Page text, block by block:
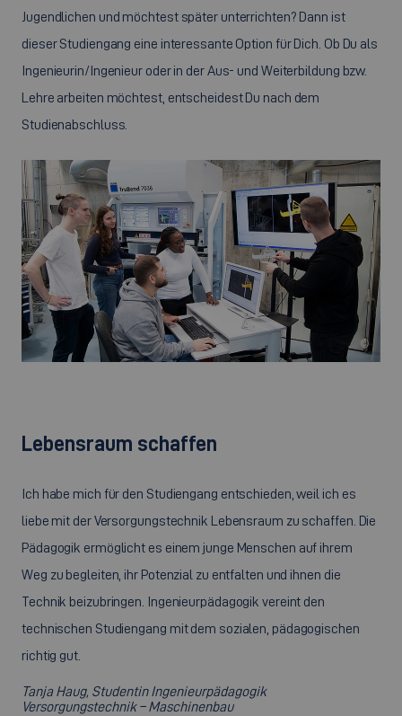
Jugendlichen und möchtest später unterrichten? Dann ist
dieser Studiengang eine interessante Option für Dich. Ob Du als
Ingenieurin/Ingenieur oder in der Aus- und Weiterbildung bzw.
Lehre arbeiten möchtest, entscheidest Du nach dem
Studienabschluss.
©
Lebensraum schaffen
Ich habe mich für den Studiengang entschieden, weil ich es
liebe mit der Versorgungstechnik Lebensraum zu schaffen. Die
Pädagogik ermöglicht es einem junge Menschen auf ihrem
Weg zu begleiten, ihr Potenzial zu entfalten und ihnen die
Technik beizubringen. Ingenieurpädagogik vereint den
technischen Studiengang mit dem sozialen, pädagogischen
richtig gut.
Tanja Haug, Studentin Ingenieurpädagogik
Versorgungstechnik – Maschinenbau